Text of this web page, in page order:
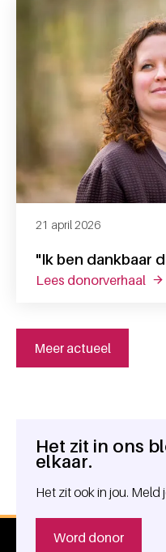
"Ik ben dankbaar
21 april 2026
lees donorverhaal
Meer actueel
Algemene
Het zit in ons
elkaar.
Het zit ook in jou. Meld
Word donor